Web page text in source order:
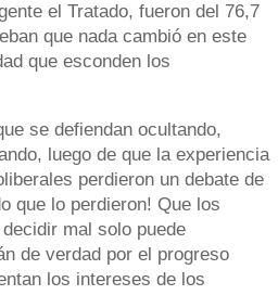
el Tratado, fueron del 76,7
que nada cambió en este
que esconden los
se defiendan ocultando,
luego de que la experiencia
perdieron un debate de
que lo perdieron! Que los
mal solo puede
de verdad por el progreso
los intereses de los